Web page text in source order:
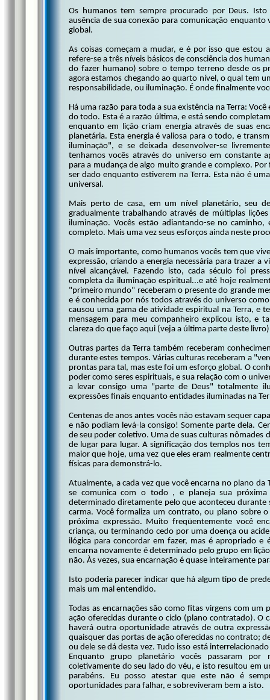
Os humanos tem sempre procurado por Deus.
ausência de sua conexão para comunicação
global.
As coisas começam a mudar, e é por isso que estou
refere-se a três níveis básicos de consciência dos
do fazer humano) sobre o tempo terreno desde os
agora estamos chegando ao quarto nível, o qual tem
responsabilidade, ou iluminação. É onde finalmente
Há uma razão para toda a sua existência na Terra:
do todo. Esta é a razão última, e está sendo
enquanto em lição criam energia através de suas
planetária. Esta energia é valiosa para o todo, e
iluminação", e se deixada desenvolver-se
tenhamos vocês através do universo em constante
para a mudança de algo muito grande e complexo.
ser dado enquanto estiverem na Terra. Esta não é
universal.
Mais perto de casa, em um nível planetário, seu
gradualmente trabalhando através de múltiplas
iluminação. Vocês estão adiantando-se no
completo. Mais uma vez seus esforços ainda neste
O mais importante, como humanos vocês tem que
expressão, criando a energia necessária para trazer a
nível alcançável. Fazendo isto, cada século foi
completa da iluminação espiritual...e até hoje
"primeiro mundo" receberam o presente do grande
e é conhecida por nós todos através do universo
causou uma gama de atividade espiritual na Terra, e
mensagem para meu companheiro explicou isto, e
clareza do que faço aqui (veja a última parte deste
Outras partes da Terra também receberam
durante estes tempos. Várias culturas receberam a
prontas para tal, mas este foi um esforço global. O
poder como seres espirituais, e sua relação com o
a levar consigo uma "parte de Deus" totalmente
expressões finais enquanto entidades iluminadas na
Centenas de anos antes vocês não estavam sequer
e não podiam levá-la consigo! Somente parte dela.
de seu poder coletivo. Uma de suas culturas nômades
de lugar para lugar. A significação dos templos nos
maior que hoje, uma vez que eles eram realmente
físicas para demonstrá-lo.
Atualmente, a cada vez que você encarna no plano
se comunica com o todo , e planeja sua
determinado diretamente pelo que aconteceu durante
carma. Você formaliza um contrato, ou plano sobre
próxima expressão. Muito freqüentemente você
criança, ou terminando cedo por uma doença ou
ilógica para concordar em fazer, mas é apropriado
encarna novamente é determinado pelo grupo em
não. Às vezes, sua encarnação é quase inteiramente
Isto poderia parecer indicar que há algum tipo de
mais um mal entendido.
Todas as encarnações são como fitas virgens com
ação oferecidas durante o ciclo (plano contratado). O
haverá outra oportunidade através de outra
quaisquer das portas de ação oferecidas no contrato;
ou dele se dá desta vez. Tudo isso está
Enquanto grupo planetário vocês passaram
coletivamente do seu lado do véu, e isto resultou em
parabéns. Eu posso atestar que este não é
oportunidades para falhar, e sobreviveram bem a isto.